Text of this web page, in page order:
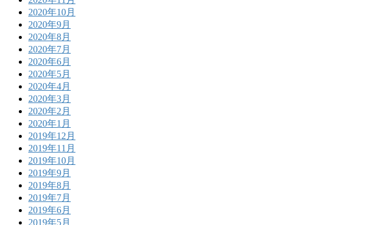
2020年10月
2020年9月
2020年8月
2020年7月
2020年6月
2020年5月
2020年4月
2020年3月
2020年2月
2020年1月
2019年12月
2019年11月
2019年10月
2019年9月
2019年8月
2019年7月
2019年6月
2019年5月